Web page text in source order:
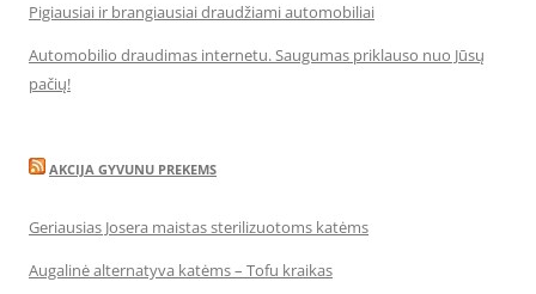
Pigiausiai ir brangiausiai draudžiami automobiliai
Automobilio draudimas internetu. Saugumas priklauso nuo Jūsų
pačių!
AKCIJA GYVUNU PREKEMS
Geriausias Josera maistas sterilizuotoms katėms
Augalinė alternatyva katėms – Tofu kraikas